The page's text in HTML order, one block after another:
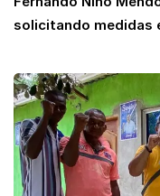
solicitando medidas